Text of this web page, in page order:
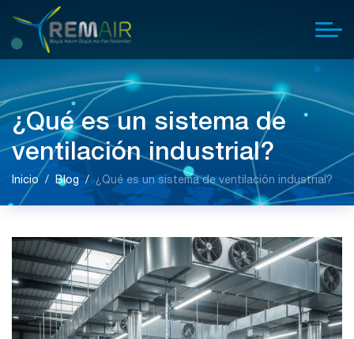
¿Qué es un sistema de
ventilación industrial?
Inicio Blog ¿Qué es un sistema de ventilación industrial?